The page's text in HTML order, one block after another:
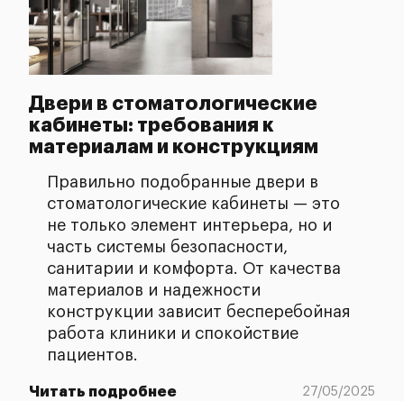
Двери в стоматологические
кабинеты: требования к
материалам и конструкциям
Правильно подобранные двери в
стоматологические кабинеты — это
не только элемент интерьера, но и
часть системы безопасности,
санитарии и комфорта. От качества
материалов и надежности
конструкции зависит бесперебойная
работа клиники и спокойствие
пациентов.
Читать подробнее 27/05/2025